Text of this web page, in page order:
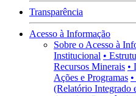
Transparência
Acesso à Informação
Sobre o Acesso à
Institucional •
Recursos Minerais •
Ações e Programas
(Relatório Integrado